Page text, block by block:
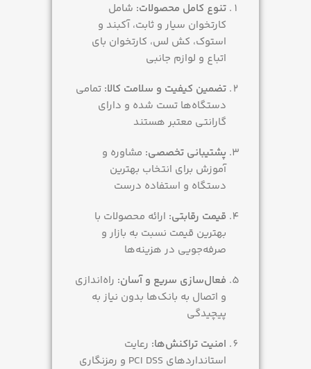
تنوع کامل محصولات: شامل
کارتخوان سیار و ثابت، آکبند و
استوک، کش لس، کارتخوان بای
اتباع و لوازم جانبی
تضمین کیفیت و سلامت کالا: تمامی
دستگاه‌ها تست شده و دارای
گارانتی معتبر هستند
پشتیبانی تخصصی: مشاوره و
آموزش برای انتخاب بهترین
دستگاه و استفاده درست
قیمت رقابتی: ارائه محصولات با
بهترین قیمت نسبت به بازار و
صرفه‌جویی در هزینه‌ها
فعال‌سازی سریع و آسان: راه‌اندازی
و اتصال به بانک‌ها بدون نیاز به
پیچیدگی
امنیت تراکنش‌ها: رعایت
استانداردهای PCI DSS و رمزنگاری